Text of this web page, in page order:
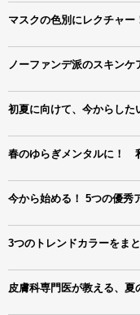
マスクの色別にレクチャ
ノーファンデ派のスキンケ
初夏に向けて、今からした
春のゆらぎメンタルに！
今から始める！ 5つの優秀
3つのトレンドカラーをま
皮膚科専門医が教える、